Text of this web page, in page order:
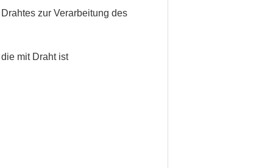
zur Verarbeitung des
mit Draht ist